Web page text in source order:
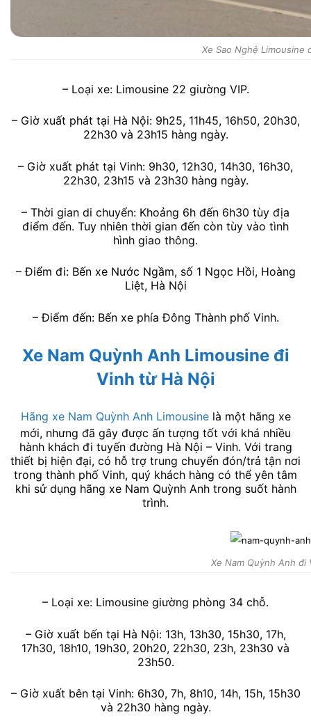
Xe Sao Nghệ Limousine
– Loại xe: Limousine 22 giường VIP.
– Giờ xuất phát tại Hà Nội: 9h25, 11h45, 16h50, 20h30,
22h30 và 23h15 hàng ngày.
– Giờ xuất phát tại Vinh: 9h30, 12h30, 14h30, 16h30,
22h30, 23h15 và 23h30 hàng ngày.
– Thời gian di chuyển: Khoảng 6h đến 6h30 tùy địa
điểm đến. Tuy nhiên thời gian đến còn tùy vào tình
hình giao thông.
– Điểm đi: Bến xe Nước Ngầm, số 1 Ngọc Hồi, Hoàng
Liệt, Hà Nội
– Điểm đến: Bến xe phía Đông Thành phố Vinh.
Xe Nam Quỳnh Anh Limousine đi
Vinh từ Hà Nội
Hãng xe Nam Quỳnh Anh Limousine là một hãng xe
mới, nhưng đã gây được ấn tượng tốt với khá nhiều
hành khách đi tuyến đường Hà Nội – Vinh. Với trang
thiết bị hiện đại, có hỗ trợ trung chuyển đón/trả tận nơi
trong thành phố Vinh, quý khách hàng có thể yên tâm
khi sử dụng hãng xe Nam Quỳnh Anh trong suốt hành
trình.
Xe Nam Quỳnh Anh đi
– Loại xe: Limousine giường phòng 34 chỗ.
– Giờ xuất bến tại Hà Nội: 13h, 13h30, 15h30, 17h,
17h30, 18h10, 19h30, 20h20, 22h30, 23h, 23h30 và
23h50.
– Giờ xuất bên tại Vinh: 6h30, 7h, 8h10, 14h, 15h, 15h30
và 22h30 hàng ngày.